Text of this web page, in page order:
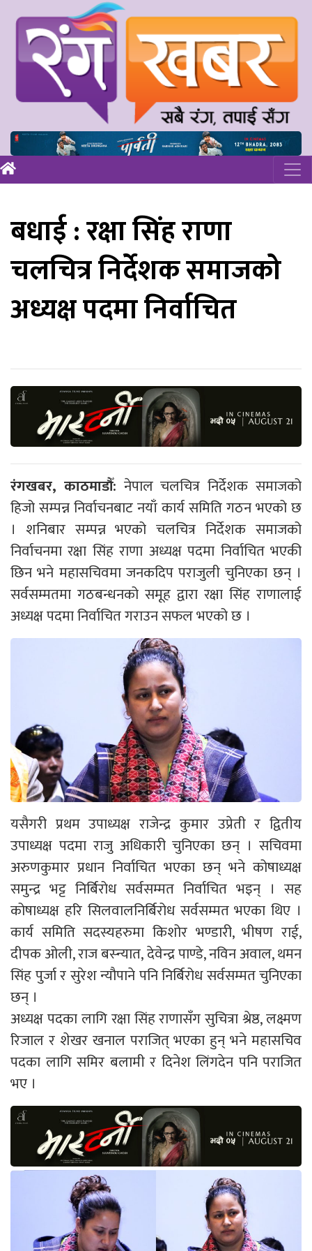
बधाई : रक्षा सिंह राणा
चलचित्र निर्देशक समाजको
अध्यक्ष पदमा निर्वाचित
रंगखबर, काठमाडौँ: नेपाल चलचित्र निर्देशक समाजको
हिजो सम्पन्न निर्वाचनबाट नयाँ कार्य समिति गठन भएको छ
। शनिबार सम्पन्न भएको चलचित्र निर्देशक समाजको
निर्वाचनमा रक्षा सिंह राणा अध्यक्ष पदमा निर्वाचित भएकी
छिन भने महासचिवमा जनकदिप पराजुली चुनिएका छन् ।
सर्वसम्मतमा गठबन्धनको समूह द्वारा रक्षा सिंह राणालाई
अध्यक्ष पदमा निर्वाचित गराउन सफल भएको छ ।
यसैगरी प्रथम उपाध्यक्ष राजेन्द्र कुमार उप्रेती र द्वितीय
उपाध्यक्ष पदमा राजु अधिकारी चुनिएका छन् । सचिवमा
अरुणकुमार प्रधान निर्वाचित भएका छन् भने कोषाध्यक्ष
समुन्द्र भट्ट निर्बिरोध सर्वसम्मत निर्वाचित भइन् । सह
कोषाध्यक्ष हरि सिलवालनिर्बिरोध सर्वसम्मत भएका थिए ।
कार्य समिति सदस्यहरुमा किशोर भण्डारी, भीषण राई,
दीपक ओली, राज बस्न्यात, देवेन्द्र पाण्डे, नविन अवाल, थमन
सिंह पुर्जा र सुरेश न्यौपाने पनि निर्बिरोध सर्वसम्मत चुनिएका
छन् ।
अध्यक्ष पदका लागि रक्षा सिंह राणासँग सुचित्रा श्रेष्ठ, लक्ष्मण
रिजाल र शेखर खनाल पराजित् भएका हुन् भने महासचिव
पदका लागि समिर बलामी र दिनेश लिंगदेन पनि पराजित
भए ।